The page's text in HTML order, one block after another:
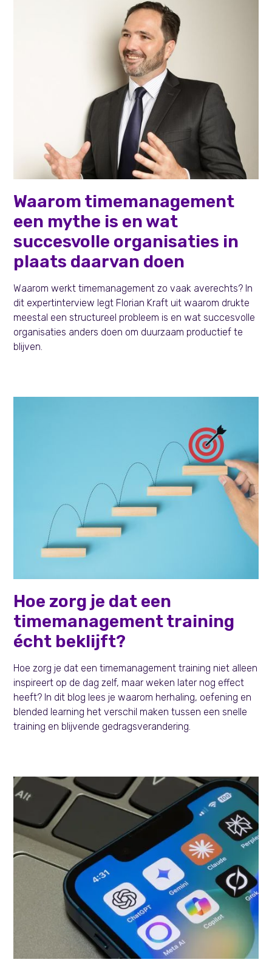
Learning & Development
Waarom timemanagement
een mythe is en wat
succesvolle organisaties in
plaats daarvan doen
Waarom werkt timemanagement zo vaak averechts? In
dit expertinterview legt Florian Kraft uit waarom drukte
meestal een structureel probleem is en wat succesvolle
organisaties anders doen om duurzaam productief te
blijven.
Learning & Development
Hoe zorg je dat een
timemanagement training
écht beklijft?
Hoe zorg je dat een timemanagement training niet alleen
inspireert op de dag zelf, maar weken later nog effect
heeft? In dit blog lees je waarom herhaling, oefening en
blended learning het verschil maken tussen een snelle
training en blijvende gedragsverandering.